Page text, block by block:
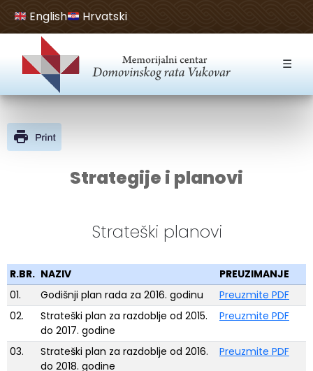
Open toolbar
English Hrvatski
☰
Strategije i planovi
Strateški planovi
R.BR. NAZIV
PREUZIMANJE
01.
Godišnji plan rada za 2016. godinu
Preuzmite PDF
02.
Strateški plan za razdoblje od 2015.
do 2017. godine
Preuzmite PDF
03.
Strateški plan za razdoblje od 2016.
do 2018. godine
Preuzmite PDF